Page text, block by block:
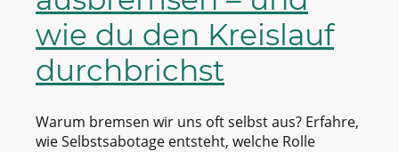
wie du den Kreislauf
durchbrichst
Warum bremsen wir uns oft selbst aus? Erfahre,
wie Selbstsabotage entsteht, welche Rolle